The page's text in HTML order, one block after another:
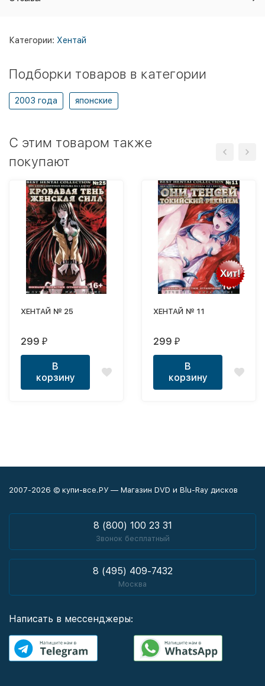
Категории: Хентай
Подборки товаров в категории
2003 года японские
C этим товаром также
покупают
ХЕНТАЙ № 25
299 ₽
В
корзину
Хит!
ХЕНТАЙ № 11
299 ₽
В
корзину
2007-2026 © купи-все.РУ — Магазин DVD и Blu-Ray дисков
8 (800) 100 23 31
Звонок бесплатный
8 (495) 409-7432
Москва
Написать в мессенджеры: